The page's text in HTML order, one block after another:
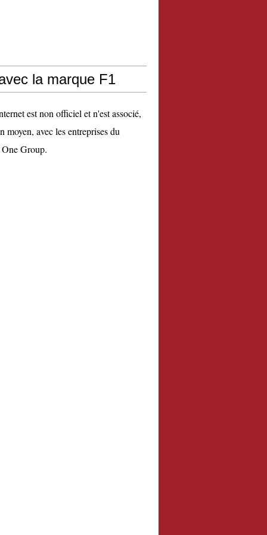
la marque F1
est non officiel et n'est associé,
moyen, avec les entreprises du
Group.